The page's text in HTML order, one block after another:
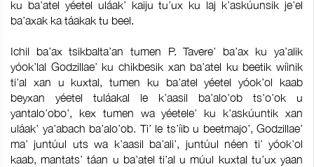
ku ba’atel yéetel uláak’ kaiju tu’ux ku laj k’askúunsik je’el
ba’axak ka táakak tu beel.
Ichil ba’ax tsikbalta’an tumen P. Tavere’ ba’ax ku ya’alik
yóok’lal Godzillae’ ku chikbesik xan ba’atel ku beetik wíinik
ti’al xan u kuxtal, tumen ku ba’atel yéetel yóok’ol kaab
beyxan yéetel tuláakal le k’aasil ba’alo’ob ts’o’ok u
yantalo’obo’, kex tumen wa yéetele’ ku k’askúuntik xan
uláak’ ya’abach ba’alo’ob. Ti’ le ts’íib u beetmajo’, Godzillae’
ma’ juntúul uts wa k’aasil ba’ali’, juntúul néen ti’ yóok’ol
kaab, mantats’ táan u ba’atel ti’al u múul kuxtal tu’ux yaan